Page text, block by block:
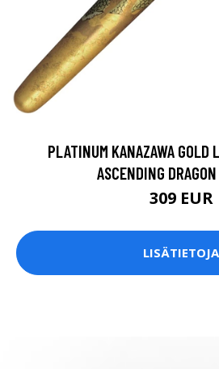
PLATINUM KANAZAWA GOLD
ASCENDING
309 EUR
LISÄTIETOJA